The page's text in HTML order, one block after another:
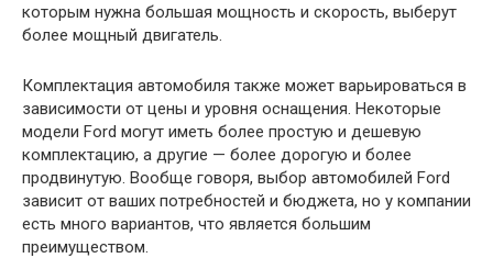
которым нужна большая мощность и скорость, выберут
более мощный двигатель.
Комплектация автомобиля также может варьироваться в
зависимости от цены и уровня оснащения. Некоторые
модели Ford могут иметь более простую и дешевую
комплектацию, а другие — более дорогую и более
продвинутую. Вообще говоря, выбор автомобилей Ford
зависит от ваших потребностей и бюджета, но у компании
есть много вариантов, что является большим
преимуществом.